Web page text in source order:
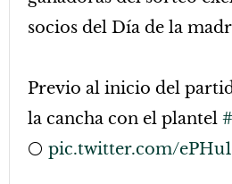
socios del Día de la
Previo al inicio del
la cancha con el plantel
⚪️ pic.twitter.com/